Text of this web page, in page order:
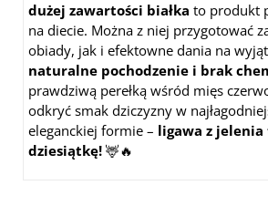
dużej zawartości białka to produkt
na diecie. Można z niej przygotować
obiady, jak i efektowne dania na
naturalne pochodzenie i brak
prawdziwą perełką wśród mięs
odkryć smak dziczyzny w
eleganckiej formie – ligawa z jelenia
dziesiątkę! 🦌🔥